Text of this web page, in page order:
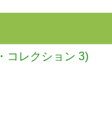
コレクション 3)